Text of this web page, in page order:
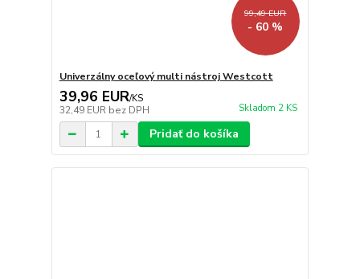
99,49 EUR
- 60 %
Univerzálny oceľový multi nástroj Westcott
39,96 EUR/KS
32,49 EUR bez DPH Skladom 2 KS
Pridať do košíka